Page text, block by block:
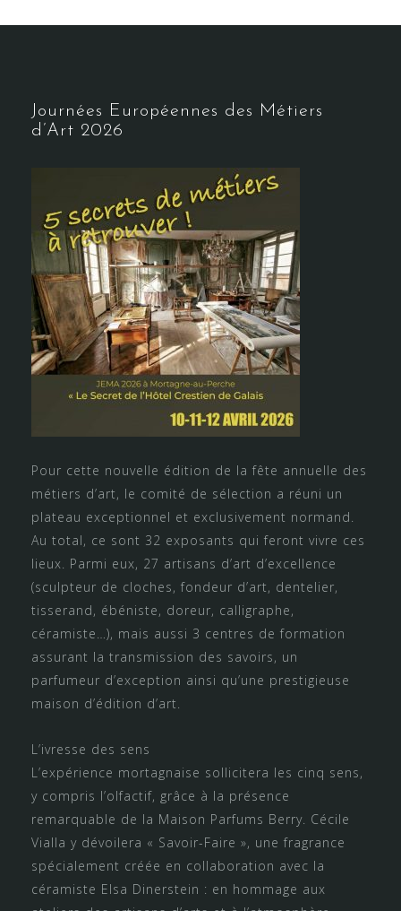
Journées Européennes des Métiers
d’Art 2026
Pour cette nouvelle édition de la fête annuelle des
métiers d’art, le comité de sélection a réuni un
plateau exceptionnel et exclusivement normand.
Au total, ce sont 32 exposants qui feront vivre ces
lieux. Parmi eux, 27 artisans d’art d’excellence
(sculpteur de cloches, fondeur d’art, dentelier,
tisserand, ébéniste, doreur, calligraphe,
céramiste…), mais aussi 3 centres de formation
assurant la transmission des savoirs, un
parfumeur d’exception ainsi qu’une prestigieuse
maison d’édition d’art.
L’ivresse des sens
L’expérience mortagnaise sollicitera les cinq sens,
y compris l’olfactif, grâce à la présence
remarquable de la Maison Parfums Berry. Cécile
Vialla y dévoilera « Savoir-Faire », une fragrance
spécialement créée en collaboration avec la
céramiste Elsa Dinerstein : en hommage aux